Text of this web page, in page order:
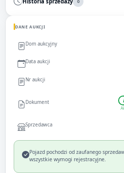
0
DANE AUKCJI
Dom aukcyjny
Data aukcji
Nr aukcji
Dokument
Sprzedawca
Pojazd pochodzi od zaufanego
wszystkie wymogi rejestracyjne.